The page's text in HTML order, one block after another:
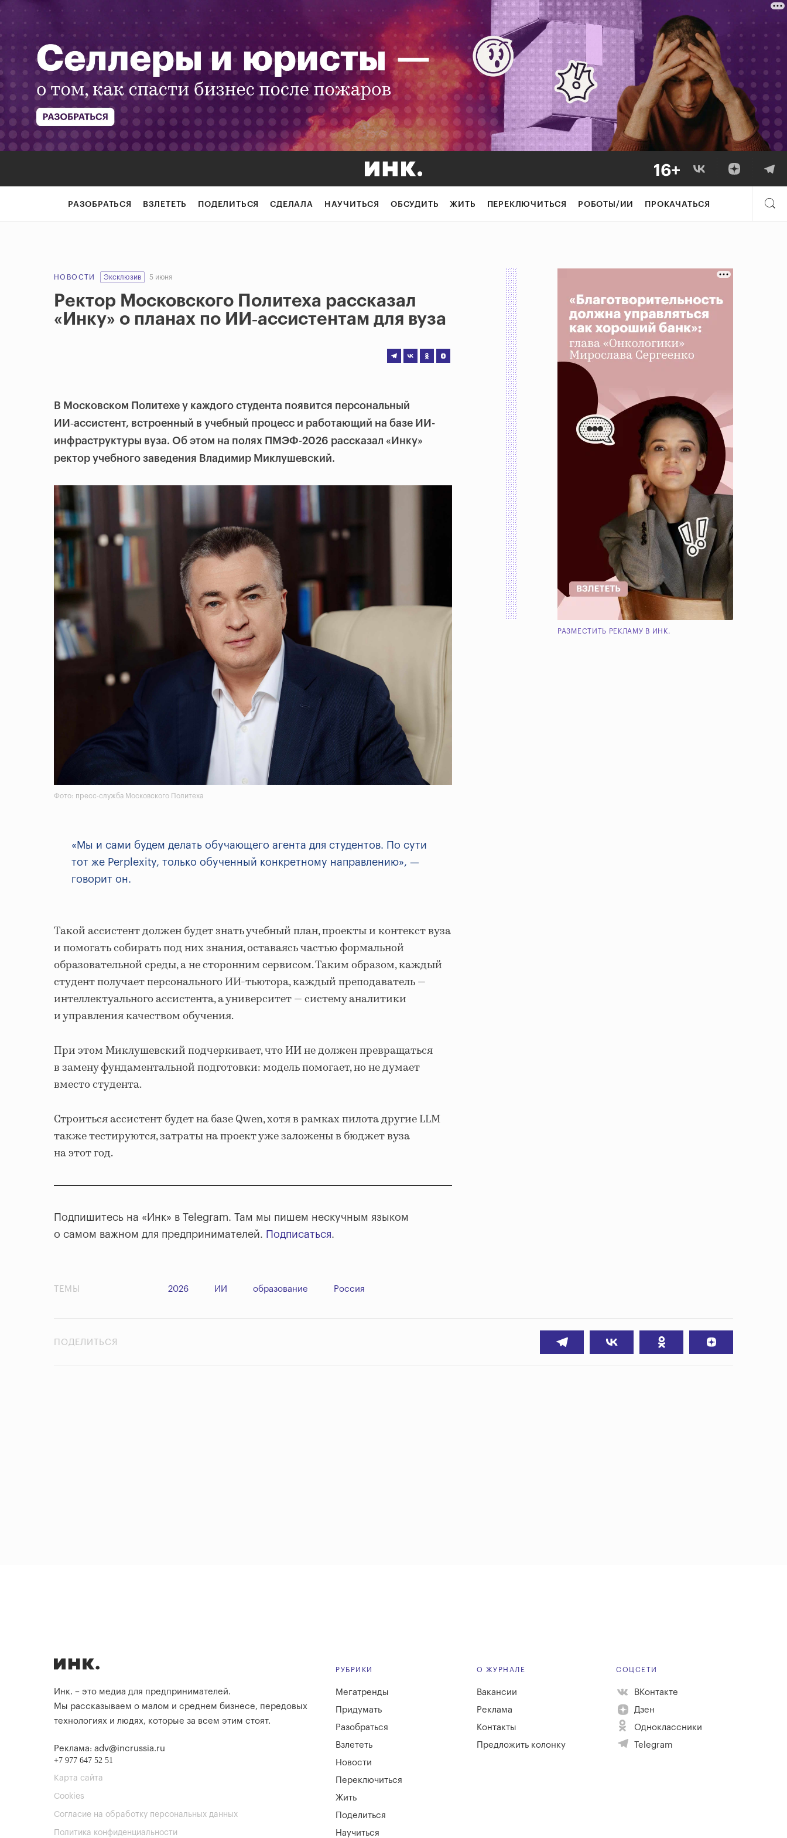
РАЗОБРАТЬСЯ ВЗЛЕТЕТЬ ПОДЕЛИТЬСЯ СДЕЛАЛА НАУЧИТЬСЯ ОБСУДИТЬ ЖИТЬ ПЕРЕКЛЮЧИТЬСЯ РОБОТЫ/ИИ ПРОКАЧАТЬСЯ
НОВОСТИ Эксклюзив 5 июня
Ректор Московского Политеха рассказал
«Инку» о планах по ИИ‑ассистентам для вуза
В Московском Политехе у каждого студента появится персональный
ИИ‑ассистент, встроенный в учебный процесс и работающий на базе ИИ-
инфраструктуры вуза. Об этом на полях ПМЭФ-2026 рассказал «Инку»
ректор учебного заведения Владимир Миклушевский.
Фото: пресс-служба Московского Политеха
«Мы и сами будем делать обучающего агента для студентов. По сути
тот же Perplexity, только обученный конкретному направлению», —
говорит он.
Такой ассистент должен будет знать учебный план, проекты и контекст вуза
и помогать собирать под них знания, оставаясь частью формальной
образовательной среды, а не сторонним сервисом. Таким образом, каждый
студент получает персонального ИИ-тьютора, каждый преподаватель —
интеллектуального ассистента, а университет — систему аналитики
и управления качеством обучения.
При этом Миклушевский подчеркивает, что ИИ не должен превращаться
в замену фундаментальной подготовки: модель помогает, но не думает
вместо студента.
Строиться ассистент будет на базе Qwen, хотя в рамках пилота другие LLM
также тестируются, затраты на проект уже заложены в бюджет вуза
на этот год.
Подпишитесь на «Инк» в Telegram. Там мы пишем нескучным языком
о самом важном для предпринимателей. Подписаться.
РАЗМЕСТИТЬ РЕКЛАМУ В ИНК.
ТЕМЫ 2026 ИИ образование Россия
ПОДЕЛИТЬСЯ
Инк. – это медиа для предпринимателей.
Мы рассказываем о малом и среднем бизнесе, передовых
технологиях и людях, которые за всем этим стоят.
Реклама: adv@incrussia.ru
+7 977 647 52 51
Карта сайта
Cookies
Согласие на обработку персональных данных
Политика конфиденциальности
РУБРИКИ
Мегатренды
Придумать
Разобраться
Взлететь
Новости
Переключиться
Жить
Поделиться
Научиться
О ЖУРНАЛЕ
Вакансии
Реклама
Контакты
Предложить колонку
СОЦСЕТИ
ВКонтакте
Дзен
Одноклассники
Telegram